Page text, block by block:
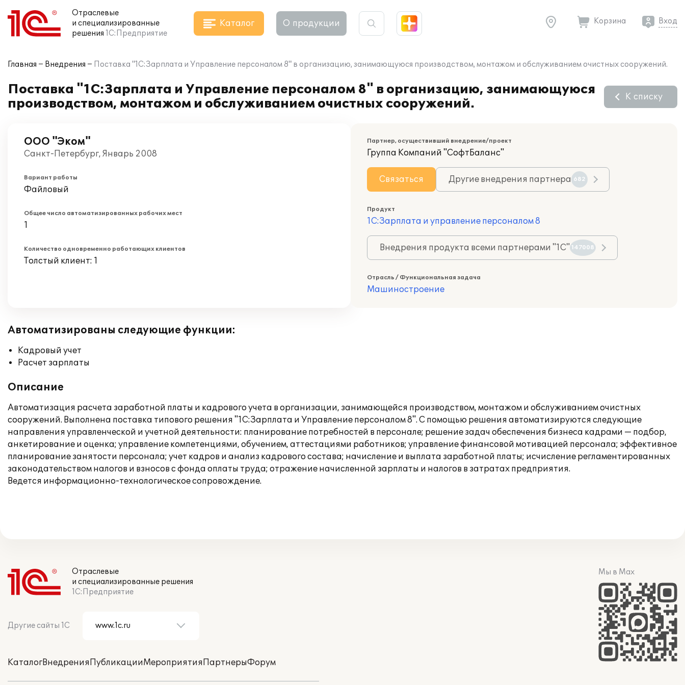
Отраслевые
и специализированные
решения 1С:Предприятие
Каталог О продукции Корзина Вход
Главная Внедрения Поставка "1С:Зарплата и Управление персоналом 8" в организацию, занимающуюся производством, монтажом и обслуживанием очистных сооружений.
Поставка "1С:Зарплата и Управление персоналом 8" в организацию, занимающуюся
производством, монтажом и обслуживанием очистных сооружений.
К списку
ООО "Эком"
Санкт-Петербург, Январь 2008
Вариант работы
Файловый
Общее число автоматизированных рабочих мест
1
Количество одновременно работающих клиентов
Толстый клиент: 1
Партнер, осуществивший внедрение/проект
Группа Компаний "СофтБаланс"
Связаться Другие внедрения партнера 682
Продукт
1С:Зарплата и управление персоналом 8
Внедрения продукта всеми партнерами "1С" 147008
Отрасль / Функциональная задача
Машиностроение
Автоматизированы следующие функции:
Кадровый учет
Расчет зарплаты
Описание
Автоматизация расчета заработной платы и кадрового учета в организации, занимающейся производством, монтажом и обслуживанием очистных
сооружений. Выполнена поставка типового решения "1С:Зарплата и Управление персоналом 8". С помощью решения автоматизируются следующие
направления управленческой и учетной деятельности: планирование потребностей в персонале; решение задач обеспечения бизнеса кадрами — подбор,
анкетирование и оценка; управление компетенциями, обучением, аттестациями работников; управление финансовой мотивацией персонала; эффективное
планирование занятости персонала; учет кадров и анализ кадрового состава; начисление и выплата заработной платы; исчисление регламентированных
законодательством налогов и взносов с фонда оплаты труда; отражение начисленной зарплаты и налогов в затратах предприятия.
Ведется информационно-технологическое сопровождение.
Отраслевые
и специализированные решения
1С:Предприятие
Другие сайты 1С
КаталогВнедренияПубликацииМероприятияПартнерыФорум
Мы в Max